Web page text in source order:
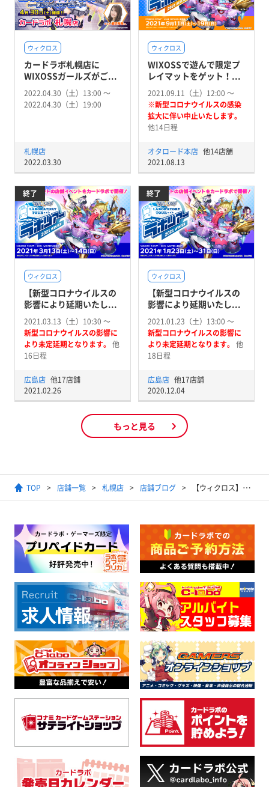
ウィクロス
カードラボ札幌店に
WIXOSSガールズがご...
2022.04.30（土）13:00 〜
2022.04.30（土）19:00
札幌店
2022.03.30
ウィクロス
WIXOSSで遊んで限定プ
レイマットをゲット！...
2021.09.11（土）12:00 〜
※新型コロナウイルスの感染
拡大に伴い中止いたします。
他14日程
オタロード本店 他14店舗
2021.08.13
終了
ウィクロス
【新型コロナウイルスの
影響により延期いたし...
2021.03.13（土）10:30 〜
新型コロナウイルスの影響に
より未定延期となります。 他
16日程
広島店 他17店舗
2021.02.26
終了
ウィクロス
【新型コロナウイルスの
影響により延期いたし...
2021.01.23（土）13:00 〜
新型コロナウイルスの影響に
より未定延期となります。 他
18日程
広島店 他17店舗
2020.12.04
もっと見る
TOP 店舗一覧 札幌店 店舗ブログ 【ウィクロス】2月世界大会予選（ウィクロスセレモニー）上位デッキ紹介